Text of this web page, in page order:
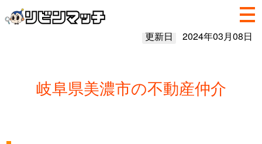
更新日 2024年03月08日
岐阜県美濃市の不動産仲介